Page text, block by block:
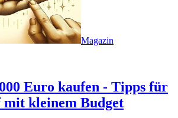
Magazin
Euro kaufen - Tipps für
mit kleinem Budget